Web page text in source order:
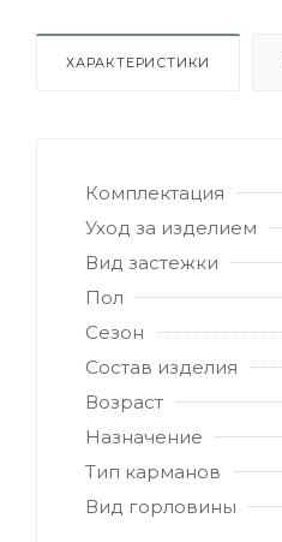
ХАРАКТЕРИСТИКИ
Комплектация
Уход за изделием
Вид застежки
Пол
Сезон
Состав изделия
Возраст
Назначение
Тип карманов
Вид горловины